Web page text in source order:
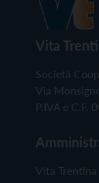
Vita
Società
Via
P.IVA e C.F.
Vita